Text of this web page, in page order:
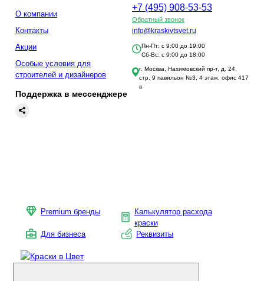
О компании
Контакты
Акции
Особые условия для
строителей и дизайнеров
Поддержка в мессенджере
+7 (495) 908-53-53
Обратный звонок
info@kraskivtsvet.ru
Пн-Пт: с 9:00 до 19:00
Сб-Вс: с 9:00 до 18:00
г. Москва, Нахимовский пр-т, д. 24,
стр. 9 павильон №3, 4 этаж. офис 417
в
Premium бренды
Калькулятор расхода
краски
Для бизнеса
Реквизиты